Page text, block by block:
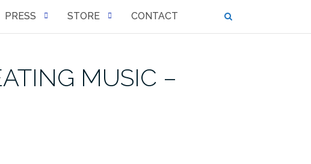
PRESS STORE CONTACT
MUSIC –